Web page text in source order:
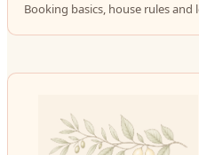
Booking basics, house rules and